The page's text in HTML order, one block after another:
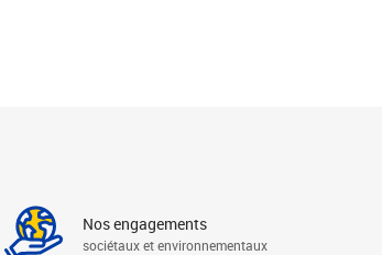
Nos engagements
sociétaux et environnementaux